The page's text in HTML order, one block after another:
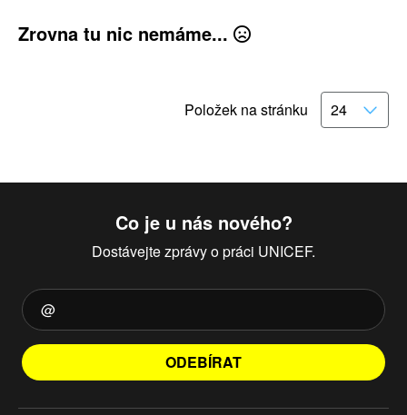
Zrovna tu nic nemáme...
Položek na stránku
Co je u nás nového?
Dostávejte zprávy o práci UNICEF.
ODEBÍRAT